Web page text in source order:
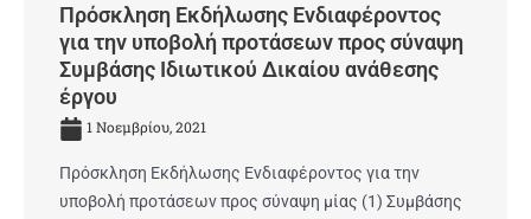
Πρόσκληση Εκδήλωσης Ενδιαφέροντος
για την υποβολή προτάσεων προς σύναψη
Συμβάσης Ιδιωτικού Δικαίου ανάθεσης
έργου
1 Νοεμβρίου, 2021
Πρόσκληση Εκδήλωσης Ενδιαφέροντος για την
υποβολή προτάσεων προς σύναψη μίας (1) Συμβάσης